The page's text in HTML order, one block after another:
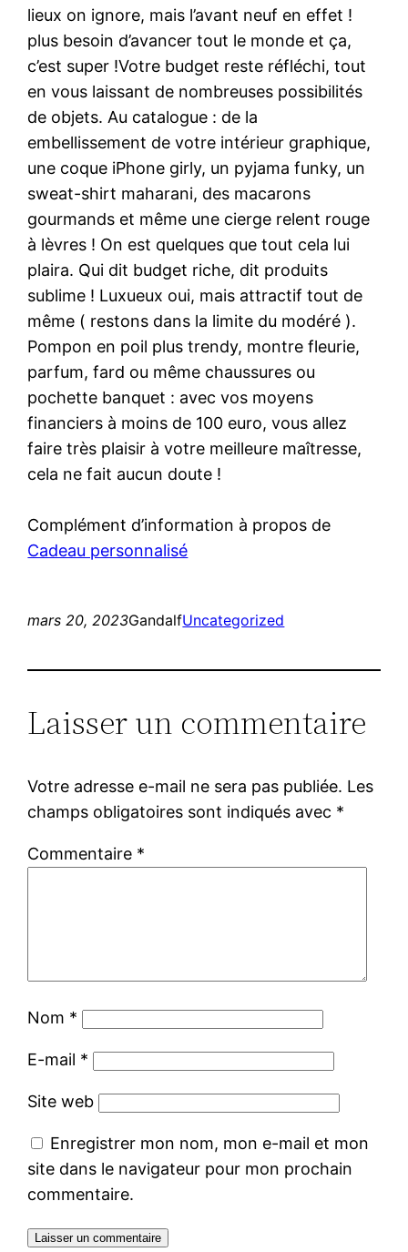
lieux on ignore, mais l’avant neuf en effet !
plus besoin d’avancer tout le monde et ça,
c’est super !Votre budget reste réfléchi, tout
en vous laissant de nombreuses possibilités
de objets. Au catalogue : de la
embellissement de votre intérieur graphique,
une coque iPhone girly, un pyjama funky, un
sweat-shirt maharani, des macarons
gourmands et même une cierge relent rouge
à lèvres ! On est quelques que tout cela lui
plaira. Qui dit budget riche, dit produits
sublime ! Luxueux oui, mais attractif tout de
même ( restons dans la limite du modéré ).
Pompon en poil plus trendy, montre fleurie,
parfum, fard ou même chaussures ou
pochette banquet : avec vos moyens
financiers à moins de 100 euro, vous allez
faire très plaisir à votre meilleure maîtresse,
cela ne fait aucun doute !
Complément d’information à propos de
Cadeau personnalisé
mars 20, 2023GandalfUncategorized
Laisser un commentaire
Votre adresse e-mail ne sera pas publiée. Les
champs obligatoires sont indiqués avec *
Commentaire *
Nom *
E-mail *
Site web
Enregistrer mon nom, mon e-mail et mon
site dans le navigateur pour mon prochain
commentaire.